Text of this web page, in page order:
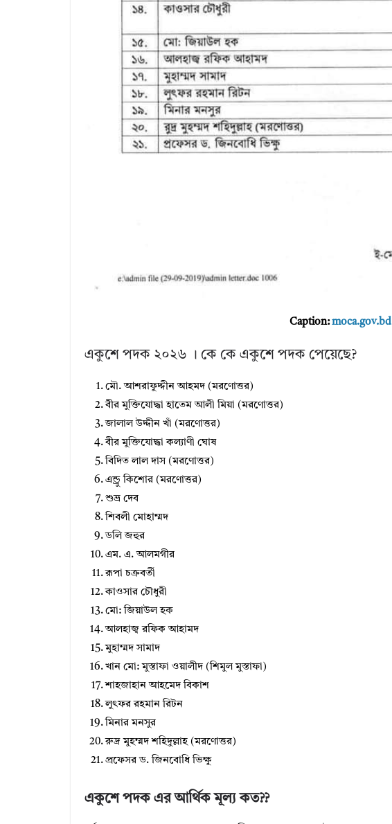
Caption:moca.gov.bd
একুশে পদক ২০২৬ । কে কে একুশে পদক পেয়েছে?
মৌ. আশরাফুদ্দীন আহমদ (মরণোত্তর)
বীর মুক্তিযোদ্ধা হাতেম আলী মিয়া (মরণোত্তর)
জালাল উদ্দীন খাঁ (মরণোত্তর)
বীর মুক্তিযোদ্ধা কল্যাণী ঘোষ
বিদিত লাল দাস (মরণোত্তর)
এন্ড্রু কিশোর (মরণোত্তর)
শুভ্র দেব
শিবলী মোহাম্মদ
ডলি জহুর
এম. এ. আলমগীর
রূপা চক্রবর্তী
কাওসার চৌধুরী
মো: জিয়াউল হক
আলহাজ্ব রফিক আহামদ
মুহাম্মদ সামাদ
খান মো: মুস্তাফা ওয়ালীদ (শিমুল মুস্তাফা)
শাহজাহান আহমেদ বিকাশ
লুৎফর রহমান রিটন
মিনার মনসুর
রুদ্র মুহম্মদ শহিদুল্লাহ (মরণোত্তর)
প্রফেসর ড. জিনবোধি ভিক্ষু
একুশে পদক এর আর্থিক মূল্য কত??